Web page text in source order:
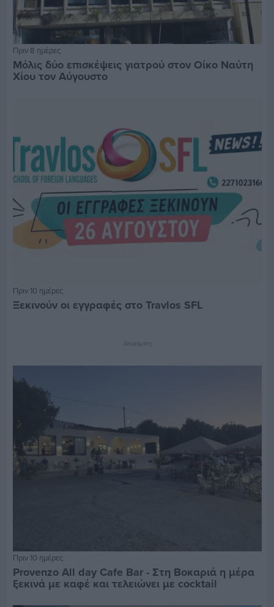
Πριν 8 ημέρες
Μόλις δύο επισκέψεις γιατρού στον Οίκο Ναύτη
Χίου τον Αύγουστο
Πριν 10 ημέρες
Ξεκινούν οι εγγραφές στο Travlos SFL
Διαφήμιση
Πριν 10 ημέρες
Provenzo All day Cafe Bar - Στη Βοκαριά η μέρα
ξεκινά με καφέ και τελειώνει με cocktail